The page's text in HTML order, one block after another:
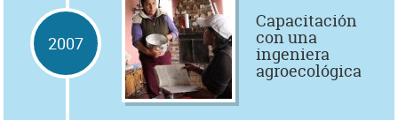
2007
Capacitación
con una
ingeniera
agroecológica